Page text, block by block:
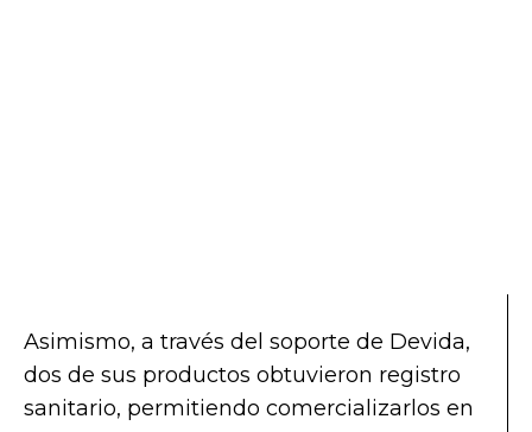
Asimismo, a través del soporte de Devida,
dos de sus productos obtuvieron registro
sanitario, permitiendo comercializarlos en